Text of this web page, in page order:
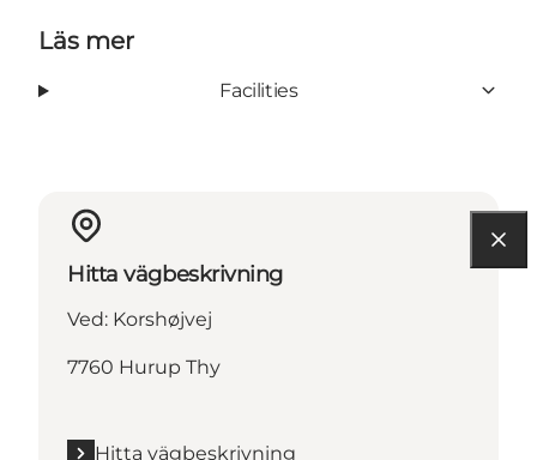
Läs mer
Facilities
Hitta vägbeskrivning
Ved: Korshøjvej
7760 Hurup Thy
Hitta vägbeskrivning